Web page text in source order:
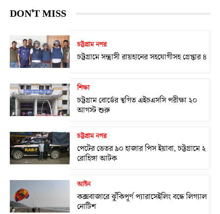
DON'T MISS
চট্টগ্রাম নগর
চট্টগ্রামে সন্ত্রাসী রায়হানের সহযোগীসহ গ্রেপ্তার ৪
শিক্ষা
চট্টগ্রাম বোর্ডের স্থগিত এইচএসসি পরীক্ষা ২০
আগস্ট শুরু
চট্টগ্রাম নগর
পেটের ভেতর ৯০ হাজার পিস ইয়াবা, চট্টগ্রামে ২
রোহিঙ্গা আটক
আইন
কক্সবাজারে ঝুঁকিপূর্ণ প্যারাসেইলিং বন্ধে লিগ্যাল
নোটিশ